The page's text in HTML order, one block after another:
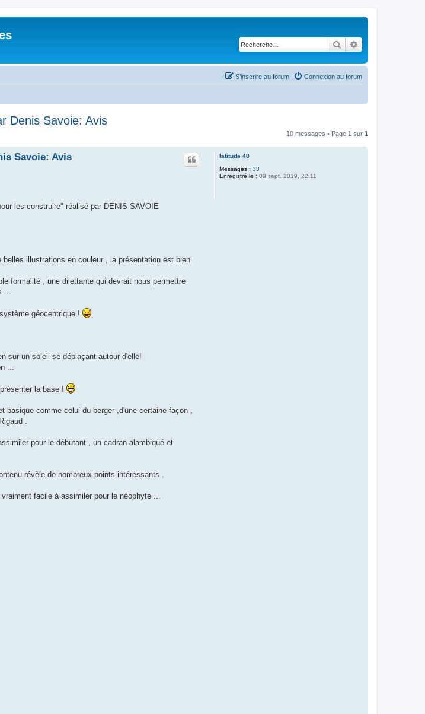
Rechercher
Connexion au forum
S’inscrire au forum
Denis Savoie: Avis
10 messages • Page 1 sur 1
latitude 48
Messages : 33
Enregistré le : 09 sept. 2019, 22:11
Savoie: Avis
les construire" réalisé par DENIS SAVOIE
illustrations en couleur , la présentation est bien
formalité , une dilettante qui devrait nous permettre
géocentrique !
sur un soleil se déplaçant autour d'elle!
...
la base !
comme celui du berger ,d'une certaine façon ,
.
pour le débutant , un cadran alambiqué et
révèle de nombreux points intéressants .
facile à assimiler pour le néophyte ...